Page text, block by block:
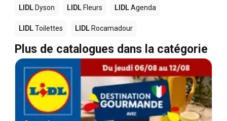
LIDL Dyson LIDL Fleurs LIDLAgenda
LIDLToilettes LIDL Rocamadour
Plus de catalogues dans la catégorie